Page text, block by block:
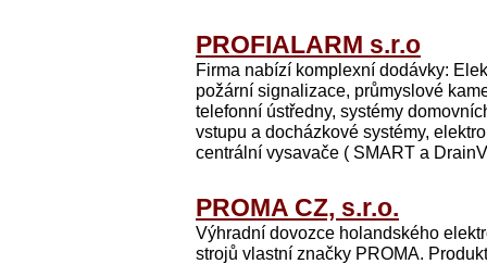
PROFIALARM s.r.o
Firma nabízí komplexní dodávky:
požární signalizace, průmyslové
telefonní ústředny, systémy
vstupu a docházkové systémy,
centrální vysavače ( SMART a
PROMA CZ, s.r.o.
Výhradní dovozce holandského
strojů vlastní značky PROMA.